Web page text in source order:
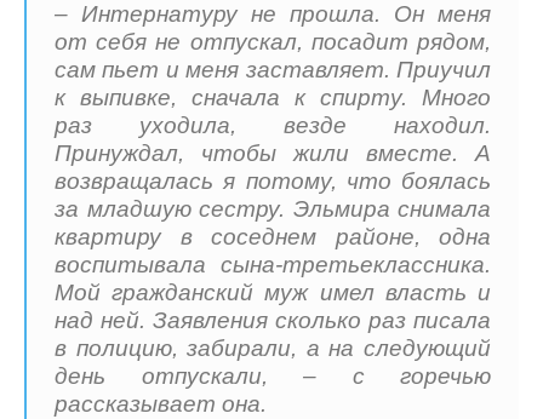
– Интернатуру не прошла. Он меня
от себя не отпускал, посадит рядом,
сам пьет и меня заставляет. Приучил
к выпивке, сначала к спирту. Много
раз уходила, везде находил.
Принуждал, чтобы жили вместе. А
возвращалась я потому, что боялась
за младшую сестру. Эльмира снимала
квартиру в соседнем районе, одна
воспитывала сына-третьеклассника.
Мой гражданский муж имел власть и
над ней. Заявления сколько раз писала
в полицию, забирали, а на следующий
день отпускали, – с горечью
рассказывает она.